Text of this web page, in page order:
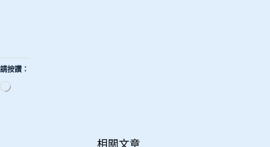
請按讚：
正
相關文章